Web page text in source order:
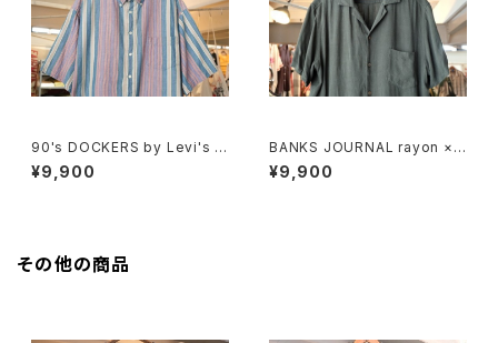
90's DOCKERS by Levi's m
ulti-stripe and botanical S
hirt
¥9,900
BANKS JOURNAL rayon ×li
nen open-collar Shirt
¥9,900
その他の商品